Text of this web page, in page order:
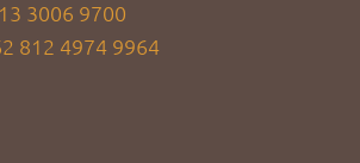
3006 9700
812 4974 9964